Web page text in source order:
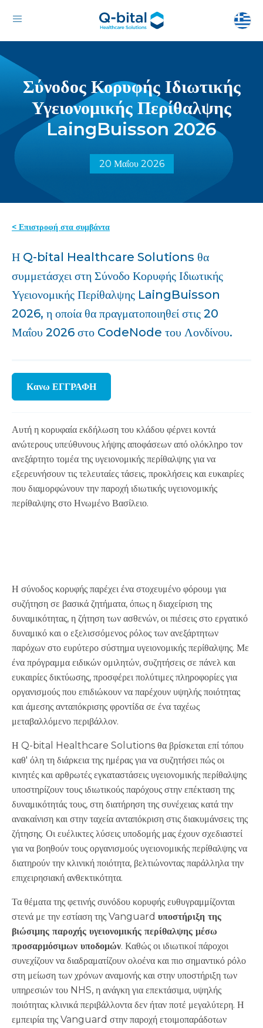
Σύνοδος Κορυφής Ιδιωτικής
Υγειονομικής Περίθαλψης
LaingBuisson 2026
20 Μαΐου 2026
< Επιστροφή στα συμβάντα
Η Q-bital Healthcare Solutions θα
συμμετάσχει στη Σύνοδο Κορυφής Ιδιωτικής
Υγειονομικής Περίθαλψης LaingBuisson
2026, η οποία θα πραγματοποιηθεί στις 20
Μαΐου 2026 στο CodeNode του Λονδίνου.
Κανω ΕΓΓΡΑΦΗ
Αυτή η κορυφαία εκδήλωση του κλάδου φέρνει κοντά
ανώτερους υπεύθυνους λήψης αποφάσεων από ολόκληρο τον
ανεξάρτητο τομέα της υγειονομικής περίθαλψης για να
εξερευνήσουν τις τελευταίες τάσεις, προκλήσεις και ευκαιρίες
που διαμορφώνουν την παροχή ιδιωτικής υγειονομικής
περίθαλψης στο Ηνωμένο Βασίλειο.
Η σύνοδος κορυφής παρέχει ένα στοχευμένο φόρουμ για
συζήτηση σε βασικά ζητήματα, όπως η διαχείριση της
δυναμικότητας, η ζήτηση των ασθενών, οι πιέσεις στο εργατικό
δυναμικό και ο εξελισσόμενος ρόλος των ανεξάρτητων
παρόχων στο ευρύτερο σύστημα υγειονομικής περίθαλψης. Με
ένα πρόγραμμα ειδικών ομιλητών, συζητήσεις σε πάνελ και
ευκαιρίες δικτύωσης, προσφέρει πολύτιμες πληροφορίες για
οργανισμούς που επιδιώκουν να παρέχουν υψηλής ποιότητας
και άμεσης ανταπόκρισης φροντίδα σε ένα ταχέως
μεταβαλλόμενο περιβάλλον.
Η Q-bital Healthcare Solutions θα βρίσκεται επί τόπου
καθ' όλη τη διάρκεια της ημέρας για να συζητήσει πώς οι
κινητές και αρθρωτές εγκαταστάσεις υγειονομικής περίθαλψης
υποστηρίζουν τους ιδιωτικούς παρόχους στην επέκταση της
δυναμικότητάς τους, στη διατήρηση της συνέχειας κατά την
ανακαίνιση και στην ταχεία ανταπόκριση στις διακυμάνσεις της
ζήτησης. Οι ευέλικτες λύσεις υποδομής μας έχουν σχεδιαστεί
για να βοηθούν τους οργανισμούς υγειονομικής περίθαλψης να
διατηρούν την κλινική ποιότητα, βελτιώνοντας παράλληλα την
επιχειρησιακή ανθεκτικότητα.
Τα θέματα της φετινής συνόδου κορυφής ευθυγραμμίζονται
στενά με την εστίαση της Vanguard υποστήριξη της
βιώσιμης παροχής υγειονομικής περίθαλψης μέσω
προσαρμόσιμων υποδομών. Καθώς οι ιδιωτικοί πάροχοι
συνεχίζουν να διαδραματίζουν ολοένα και πιο σημαντικό ρόλο
στη μείωση των χρόνων αναμονής και στην υποστήριξη των
υπηρεσιών του NHS, η ανάγκη για επεκτάσιμα, υψηλής
ποιότητας κλινικά περιβάλλοντα δεν ήταν ποτέ μεγαλύτερη. Η
εμπειρία της Vanguard στην παροχή ετοιμοπαράδοτων